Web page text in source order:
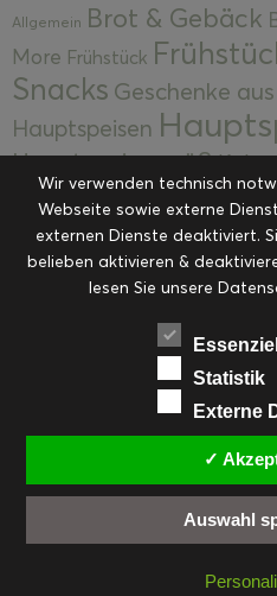
Allgemein Brot & Gebäck
More Frühstück
Snacks Geschenke
Hauptspeisen
Hauptspeisen süßKekse
Kuchen, Torten &
Desserts Kulinarik
Eingemachtes Ohne
RezepteSaisonal
Suppen, Salate &
Vorspeisen,
Weihnachten Workshops &
FACEBOOK
INSTAGRAM
Wir verwenden technisch
Webseite sowie externe
externen Dienste deaktiviert.
belieben aktivieren &
lesen Sie unsere
Statistik
Externe
✓
Auswahl